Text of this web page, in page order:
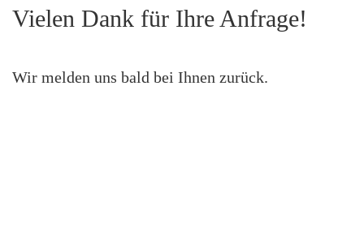
Vielen Dank für Ihre Anfrage!
Wir melden uns bald bei Ihnen zurück.